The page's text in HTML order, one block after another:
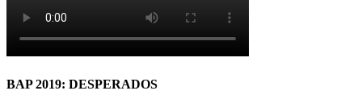
BAP 2019: DESPERADOS